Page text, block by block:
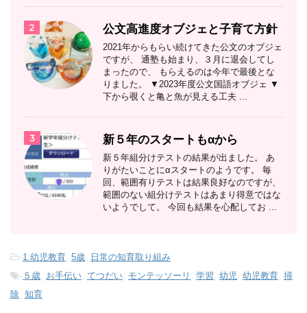
2 公文高進度オブジェと子育て方針
2021年からもらい続けてきた公文のオブジェ
ですが、 通塾も始まり、３月に退会してし
まったので、 もらえるのは今年で最後とな
りました。 ▼2023年度公文国語オブジェ ▼
下から覗くと亀と魚が見える工夫 ...
3 新５年のスタートもαから
新５年組分けテストの結果が出ました。 あ
りがたいことにαスタートのようです。 毎
回、範囲有りテストは結果良好なのですが、
範囲のない組分けテストはあまり得意ではな
いようでして。 今回も結果を心配してお ...
-1.幼児教育, 5歳, 日常の知育取り組み
- ５歳, お手伝い, てつだい, モンテッソーリ , 学習, 幼児, 幼児教育, 掃
除, 知育